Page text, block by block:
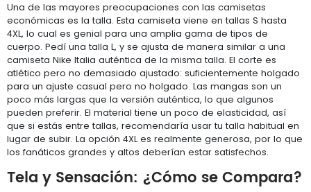
Una de las mayores preocupaciones con las camisetas
económicas es la talla. Esta camiseta viene en tallas S hasta
4XL, lo cual es genial para una amplia gama de tipos de
cuerpo. Pedí una talla L, y se ajusta de manera similar a una
camiseta Nike Italia auténtica de la misma talla. El corte es
atlético pero no demasiado ajustado: suficientemente holgado
para un ajuste casual pero no holgado. Las mangas son un
poco más largas que la versión auténtica, lo que algunos
pueden preferir. El material tiene un poco de elasticidad, así
que si estás entre tallas, recomendaría usar tu talla habitual en
lugar de subir. La opción 4XL es realmente generosa, por lo que
los fanáticos grandes y altos deberían estar satisfechos.
Tela y Sensación: ¿Cómo se Compara?